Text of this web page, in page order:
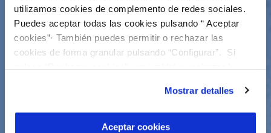
utilizamos cookies de complemento de redes sociales.
Puedes aceptar todas las cookies pulsando “ Aceptar
cookies”· También puedes permitir o rechazar las
cookies de forma granular pulsando “Configurar”. Si
pulsas “Rechazar cookies”, equivaldrá a rechazar la
son indispensables para que el sitio web funcione y que
por tanto no se pueden desactivar. Puedes consultar
más información en nuestraPolítica de Cookies
Mostrar detalles
Aceptar cookies